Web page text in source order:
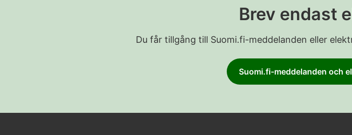
Brev endast
Du får tillgång till Suomi.fi-meddelanden eller
Suomi.fi-meddelanden och